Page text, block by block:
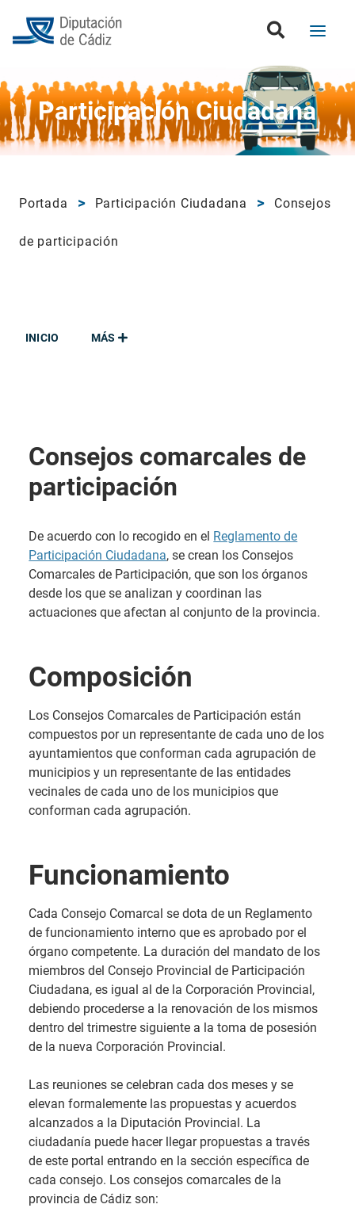
Participación Ciudadana
Portada Participación Ciudadana Consejos
de participación
MÁS
INICIO
Consejos comarcales de
participación
De acuerdo con lo recogido en el Reglamento de
Participación Ciudadana, se crean los Consejos
Comarcales de Participación, que son los órganos
desde los que se analizan y coordinan las
actuaciones que afectan al conjunto de la provincia.
Composición
Los Consejos Comarcales de Participación están
compuestos por un representante de cada uno de los
ayuntamientos que conforman cada agrupación de
municipios y un representante de las entidades
vecinales de cada uno de los municipios que
conforman cada agrupación.
Funcionamiento
Cada Consejo Comarcal se dota de un Reglamento
de funcionamiento interno que es aprobado por el
órgano competente. La duración del mandato de los
miembros del Consejo Provincial de Participación
Ciudadana, es igual al de la Corporación Provincial,
debiendo procederse a la renovación de los mismos
dentro del trimestre siguiente a la toma de posesión
de la nueva Corporación Provincial.
Las reuniones se celebran cada dos meses y se
elevan formalemente las propuestas y acuerdos
alcanzados a la Diputación Provincial. La
ciudadanía puede hacer llegar propuestas a través
de este portal entrando en la sección específica de
cada consejo. Los consejos comarcales de la
provincia de Cádiz son: